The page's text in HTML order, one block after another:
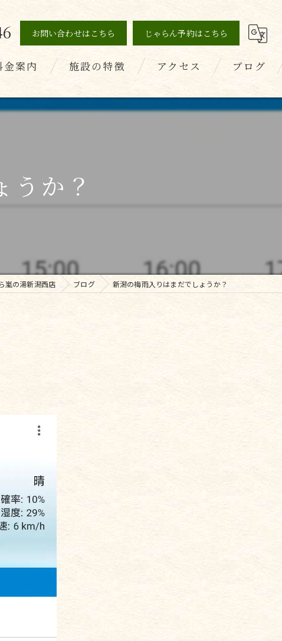
お問い合わせはこちら じゃらん予約はこちら
金案内
様の声
施設の特徴
薬石浴
デトックス
アクセス ブログ
コラム
うか？
嵐の湯新潟西店 ブログ 新潟の梅雨入りはまだでしょうか？